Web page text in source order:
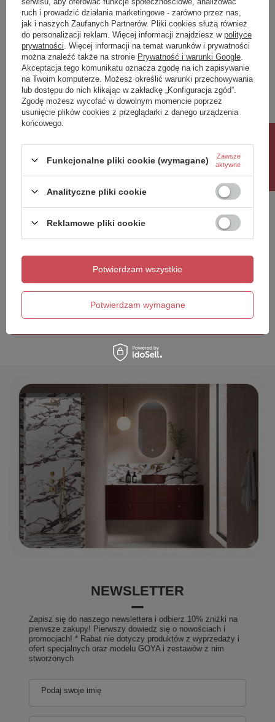
Napisz swoją opinię
Twoja ocena:
5/5
Treść twojej opinii
Dodaj własne zdjęcie produktu:
Wyślij opinię
NEWSLETTER
Zapisz się do naszego newslettera i odbierz 10% zniżki na
pierwsze zakupy! Pierwszy dowiedz się o nowościach i
promocjach! * Rabat nie dotyczy produktów z wyprzedaży i
ofert specjalnych oraz modelu GOYA i zestawów z nim
stworzonych
Podaj swoje imię
ruch i prowadzić działania marketingowe - zarówno przez nas,
jak i naszych Zaufanych Partnerów. Pliki cookies służą również
do personalizacji reklam. Więcej informacji znajdziesz w polityce
prywatności . Więcej informacji na temat warunków i prywatności
można znaleźć także na stronie Prywatność i warunki Google
Akceptacja tego komunikatu oznacza zgodę na ich zapisywanie
na Twoim komputerze. Możesz określić warunki przechowywania
lub dostępu do nich klikając w zakładkę „Konfiguracja zgód”.
Zgodę możesz wycofać w dowolnym momencie poprzez
usunięcie plików cookies z przeglądarki z danego urządzenia
końcowego.
Funkcjonalne pliki cookie (wymagane) Zawsze
aktywne
Analityczne pliki cookie
Reklamowe pliki cookie
Potwierdzam wymagane
Potwierdzam wszystkie